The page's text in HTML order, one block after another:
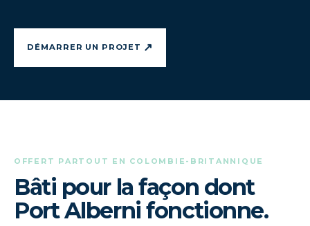
DÉMARRER UN PROJET ↗
OFFERT PARTOUT EN COLOMBIE-BRITANNIQUE
Bâti pour la façon dont
Port Alberni fonctionne.